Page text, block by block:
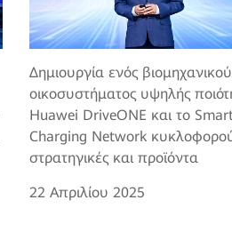
Δημιουργία ενός βιομηχανικού
οικοσυστήματος υψηλής
Huawei DriveONE και το
Charging Network
στρατηγικές και προϊόντα
22 Απριλίου 2025